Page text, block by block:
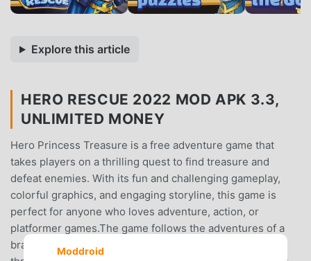
Explore this article
HERO RESCUE 2022 MOD APK 3.3,
UNLIMITED MONEY
Hero Princess Treasure is a free adventure game that
takes players on a thrilling quest to find treasure and
defeat enemies. With its fun and challenging gameplay,
colorful graphics, and engaging storyline, this game is
perfect for anyone who loves adventure, action, or
platformer games.The game follows the adventures of a
brave hero and a beautiful princess as they journey
Moddroid